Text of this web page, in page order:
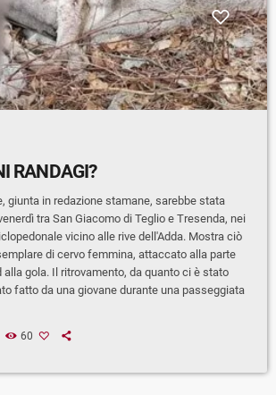
RANDAGI?
giunta in redazione stamane, sarebbe stata
tra San Giacomo di Teglio e Tresenda, nei
vicino alle rive dell'Adda. Mostra ciò
di cervo femmina, attaccato alla parte
alla gola. Il ritrovamento, da quanto ci è stato
fatto da una giovane durante una passeggiata
60